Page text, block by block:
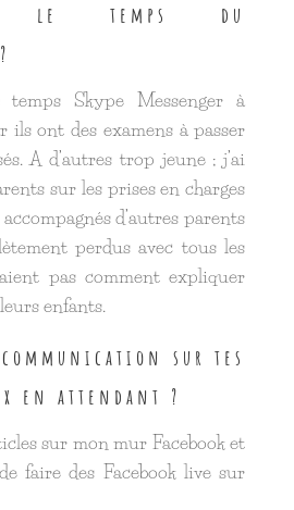
le temps du
temps Skype Messenger à
ils ont des examens à passer
A d’autres trop jeune ; j’ai
sur les prises en charges
d’autres parents
perdus avec tous les
pas comment expliquer
enfants.
sur tes
en attendant ?
sur mon mur Facebook et
faire des Facebook live sur